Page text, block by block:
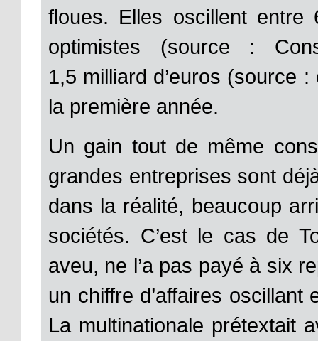
floues. Elles oscillent entre
optimistes (source :
1,5 milliard d’euros (source
la première année.
Un gain tout de même
grandes entreprises sont
dans la réalité, beaucoup
sociétés. C’est le cas de
aveu, ne l’a pas payé à six
un chiffre d’affaires oscillant
La multinationale prétextait